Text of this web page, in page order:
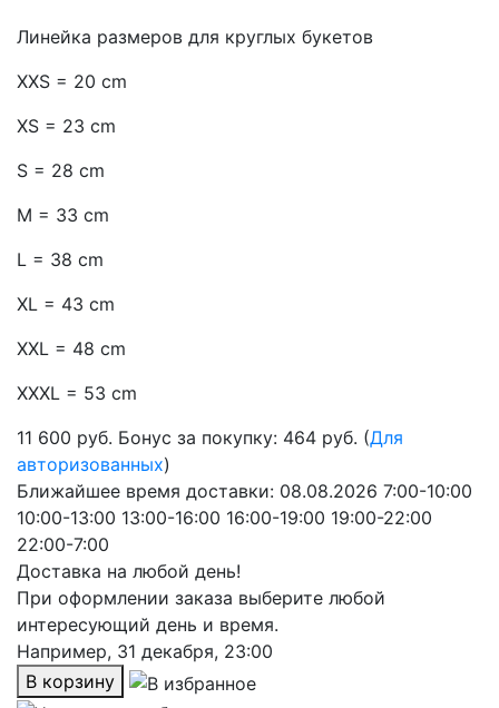
Линейка размеров для круглых букетов
XXS = 20 cm
XS = 23 cm
S = 28 cm
M = 33 cm
L = 38 cm
XL = 43 cm
XXL = 48 cm
XXXL = 53 cm
11 600 руб. Бонус за покупку: 464 руб. (Для
авторизованных)
Ближайшее время доставки: 08.08.2026 7:00-10:00
10:00-13:00 13:00-16:00 16:00-19:00 19:00-22:00
22:00-7:00
Доставка на любой день!
При оформлении заказа выберите любой
интересующий день и время.
Например, 31 декабря, 23:00
В корзину